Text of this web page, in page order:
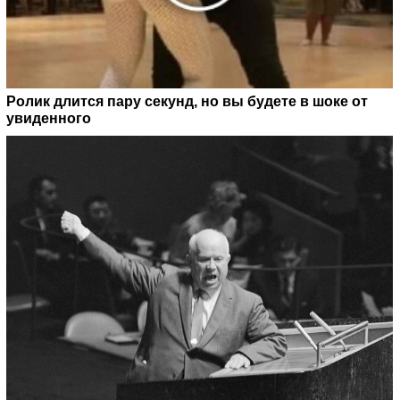
Ролик длится пару секунд, но вы будете в шоке от
увиденного